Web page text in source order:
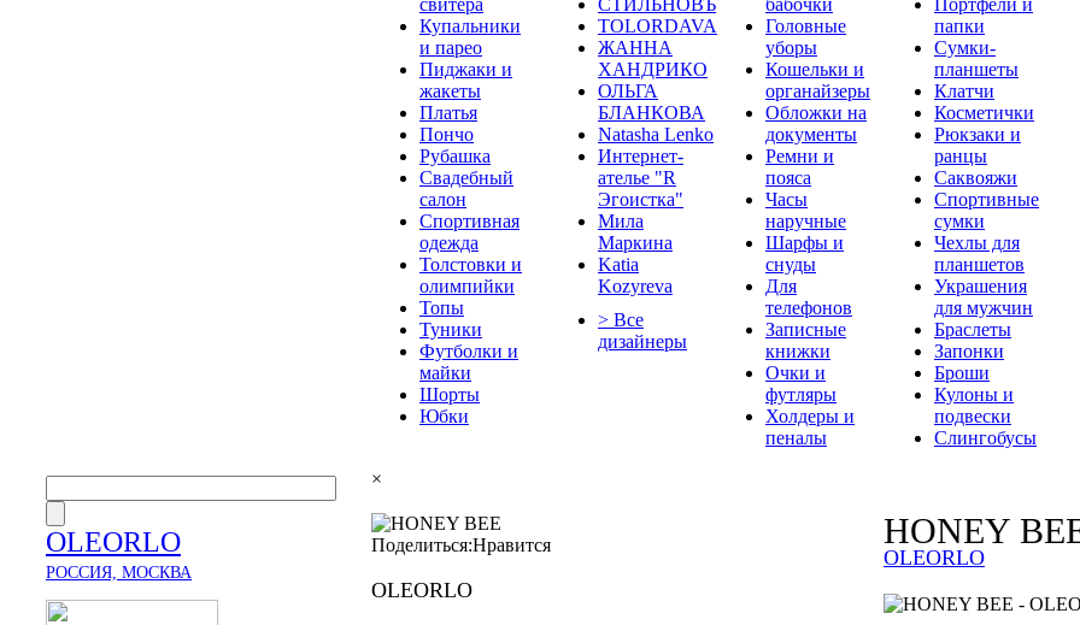
свитера
Купальники
и парео
Пиджаки и
жакеты
Платья
Пончо
Рубашка
Свадебный
салон
Спортивная
одежда
Толстовки и
олимпийки
Топы
Туники
Футболки и
майки
Шорты
Юбки
СТИЛЬНОВЪ
TOLORDAVA
ЖАННА
ХАНДРИКО
ОЛЬГА
БЛАНКОВА
Natasha Lenko
Интернет-
ателье "R
Эгоистка"
Мила
Маркина
Katia
Kozyreva
> Все
дизайнеры
бабочки
Головные
уборы
Кошельки и
органайзеры
Обложки на
документы
Ремни и
пояса
Часы
наручные
Шарфы и
снуды
Для
телефонов
Записные
книжки
Очки и
футляры
Холдеры и
пеналы
Портфели и
папки
Сумки-
планшеты
Клатчи
Косметички
Рюкзаки и
ранцы
Саквояжи
Спортивные
сумки
Чехлы для
планшетов
Украшения
для мужчин
Браслеты
Запонки
Броши
Кулоны и
подвески
Слингобусы
OLEORLO
РОССИЯ, МОСКВА
×
Поделиться:Нравится
OLEORLO
HONEY
OLEORLO